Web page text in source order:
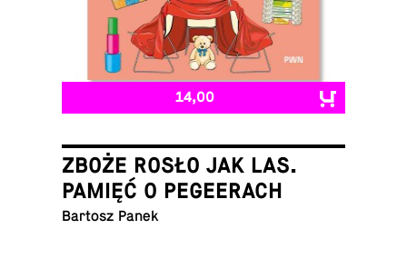
14,00
ZBOŻE ROSŁO JAK LAS.
PAMIĘĆ O PEGEERACH
Bartosz Panek